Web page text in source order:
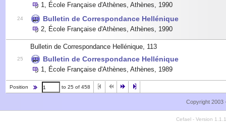
1 École Française d'Athènes, Athènes 1990
24 Bulletin de Correspondance Hellénique
2 École Française d'Athènes, Athènes 1990
Bulletin de Correspondance Hellénique, 113
25 Bulletin de Correspondance Hellénique
1 École Française d'Athènes, Athènes 1989
Position to 25 of 458
Copyright 2003
Cefael - Version